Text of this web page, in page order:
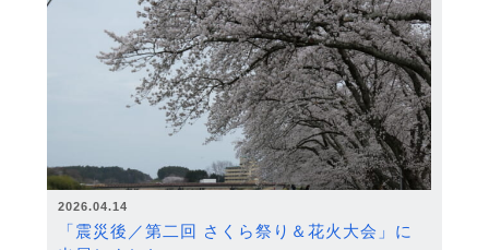
2026.04.14
「震災後／第二回 さくら祭り＆花火大会」に